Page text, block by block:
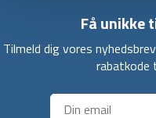
Få unikke
Tilmeld dig vores
rabatkode